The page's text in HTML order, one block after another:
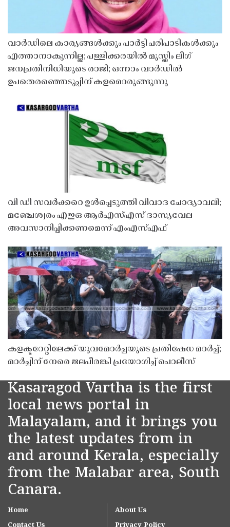
വാർഡിലെ കാര്യങ്ങൾക്കും പാർട്ടി പരിപാടികൾക്കും
എത്താനാകുന്നില്ല; പള്ളിക്കരയിൽ മുസ്ലിം ലീഗ്
ജനപ്രതിനിധിയുടെ രാജി; ഒന്നാം വാർഡിൽ
ഉപതെരഞ്ഞെടുപ്പിന് കളമൊരുങ്ങുന്നു
വി ഡി സവർക്കറെ ഉൾപ്പെടുത്തി വിവാദ ചോദ്യാവലി;
മഞ്ചേശ്വരം എഇഒ ആർഎസ്എസ് ദാസ്യവേല
അവസാനിപ്പിക്കണമെന്ന് എംഎസ്എഫ്
കളക്ടറേറ്റിലേക്ക് യുവമോർച്ചയുടെ പ്രതിഷേധ മാർച്ച്;
മാർച്ചിന് നേരെ ജലപീരങ്കി പ്രയോഗിച്ച് പൊലീസ്
Kasaragod Vartha is the first
local news portal in
Malayalam, and it brings you
the latest updates from in
and around Kerala, especially
from the Malabar area, South
Canara.
Home
About Us
Contact Us
Privacy Policy